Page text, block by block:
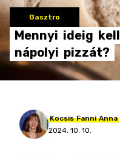
Gasztro
Mennyi ideig kell
nápolyi pizzát?
Kocsis Fanni Anna
2024. 10. 10.